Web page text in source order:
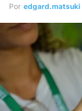
Por edgard.matsuki